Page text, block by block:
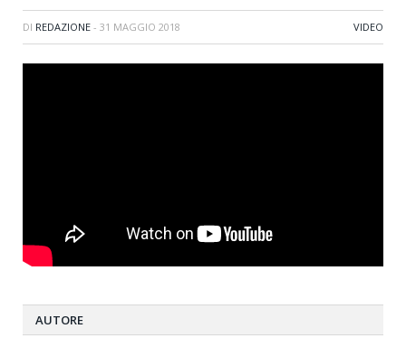
DI REDAZIONE - 31 MAGGIO 2018 VIDEO
AUTORE